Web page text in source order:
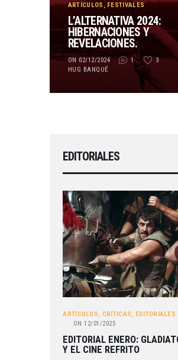
EQUIPO DE BBK
TÉRMINOS Y CONDICIONES
ARTÍCULOS , FESTIVALES
L’ALTERNATIVA 2024:
HIBERNACIONES Y
REVELACIONES.
ON 02/12/2024 1
3
HUG BANQUÉ
EDITORIALES
ARTÍCULOS, CRÍTICAS, EDITORIALES
ON 12/01/2025
EDITORIAL ENERO:
Y EL CINE REFRITO